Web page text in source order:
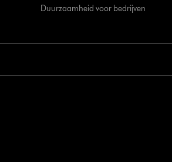
Duurzaamheid voor bedrijven